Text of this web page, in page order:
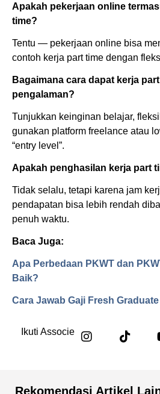
Apakah pekerjaan online
time?
Tentu — pekerjaan online bisa
contoh kerja part time dengan
Bagaimana cara dapat kerja
pengalaman?
Tunjukkan keinginan belajar,
gunakan platform freelance atau
“entry level”.
Apakah penghasilan kerja part
Tidak selalu, tetapi karena jam
pendapatan bisa lebih rendah
penuh waktu.
Baca Juga:
Apa Perbedaan PKWT dan
Baik?
Cara Jawab Gaji Fresh
Ikuti Associe
Rekomendasi Artikel